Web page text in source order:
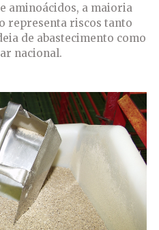
aminoácidos, a maioria
representa riscos tanto
de abastecimento como
nacional.